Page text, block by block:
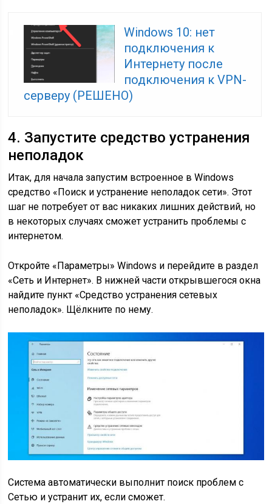
Windows 10: нет
подключения к
Интернету после
подключения к VPN-
серверу (РЕШЕНО)
4. Запустите средство устранения
неполадок
Итак, для начала запустим встроенное в Windows
средство «Поиск и устранение неполадок сети». Этот
шаг не потребует от вас никаких лишних действий, но
в некоторых случаях сможет устранить проблемы с
интернетом.
Откройте «Параметры» Windows и перейдите в раздел
«Сеть и Интернет». В нижней части открывшегося окна
найдите пункт «Средство устранения сетевых
неполадок». Щёлкните по нему.
Система автоматически выполнит поиск проблем с
Cетью и устранит их, если сможет.